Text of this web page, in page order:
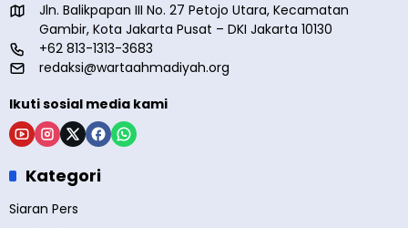
Jln. Balikpapan III No. 27 Petojo Utara, Kecamatan
Gambir, Kota Jakarta Pusat – DKI Jakarta 10130
+62 813-1313-3683
redaksi@wartaahmadiyah.org
Ikuti sosial media kami
Kategori
Siaran Pers